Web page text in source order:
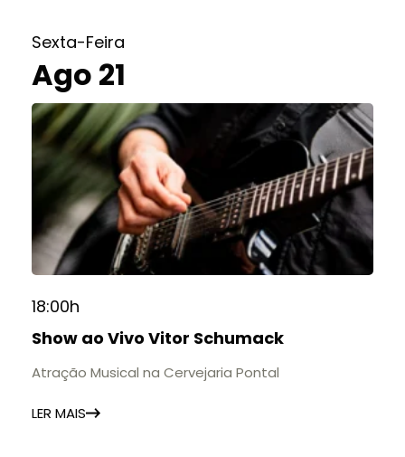
Sexta-Feira
Ago 21
18:00h
Show ao Vivo Vitor Schumack
Atração Musical na Cervejaria Pontal
LER MAIS